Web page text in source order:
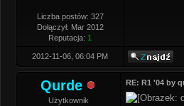
Liczba postów: 327
Dołączył: Mar 2012
Reputacja: 1
2012-11-06, 06:04 PM
Qurde
Użytkownik
RE: R1 '04 by